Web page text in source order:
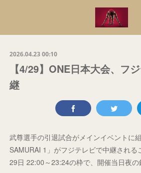
2026.04.23 00:10
【4/29】ONE日本大会、フ
継
武尊選手の引退試合がメインイベントに
SAMURAI 1」がフジテレビで中継される
29日 22:00～23:24の枠で、開催当日夜の